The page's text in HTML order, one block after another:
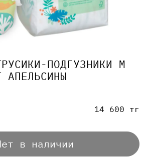
ПОДГУЗНИКИ M
АПЕЛЬСИНЫ
14 600 тг
в наличии